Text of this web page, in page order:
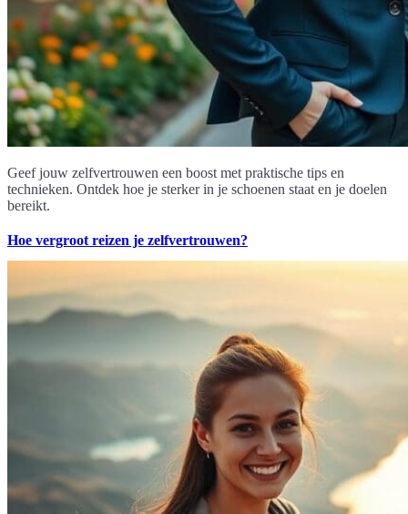
Geef jouw zelfvertrouwen een boost met praktische tips en
technieken. Ontdek hoe je sterker in je schoenen staat en je doelen
bereikt.
Hoe vergroot reizen je zelfvertrouwen?